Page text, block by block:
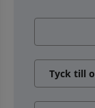
Tyck till